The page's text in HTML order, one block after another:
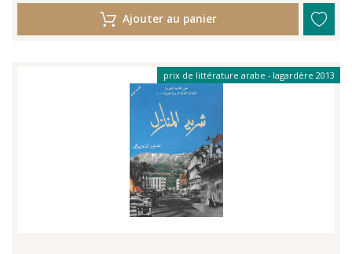
Ajouter au panier
prix de littérature arabe - lagardère 2013